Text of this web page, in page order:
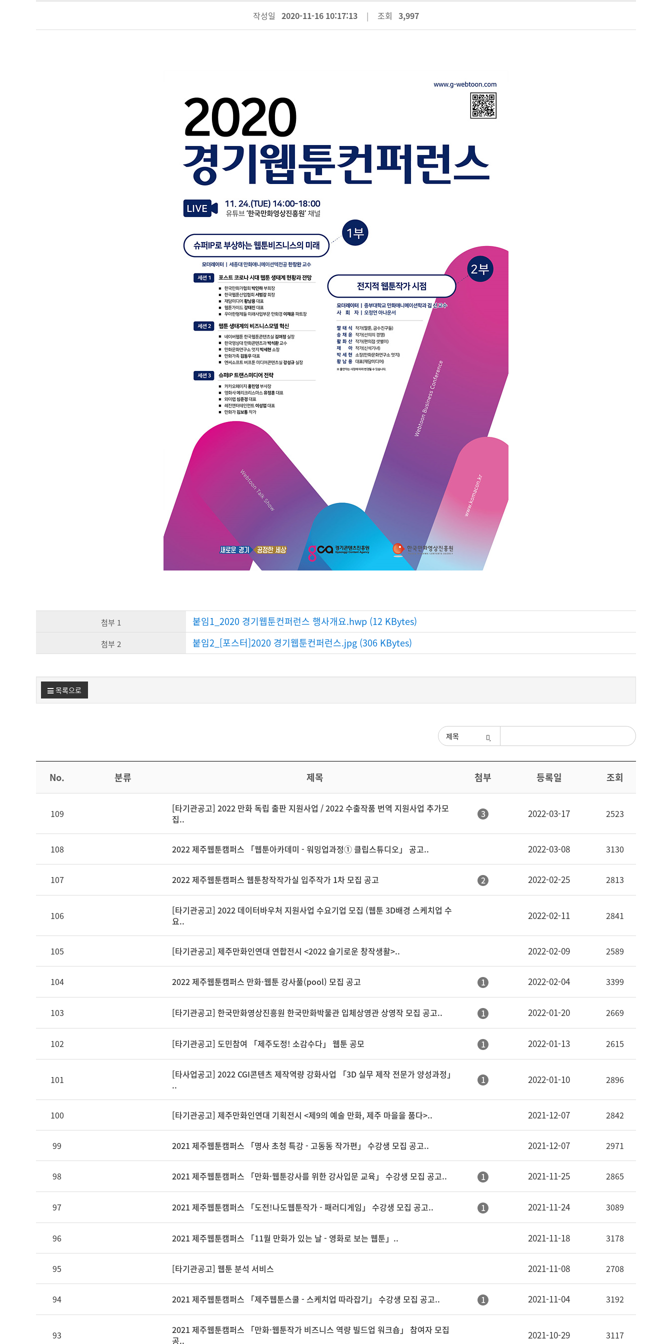
작성일 2020-11-16 10:17:13 조회 3,997
첨부 1 붙임1_2020 경기웹툰컨퍼런스 행사개요.hwp (12 KBytes)
첨부 2 붙임2_[포스터]2020 경기웹툰컨퍼런스.jpg (306 KBytes)
목록으로
검색조건
No. 분류 제목 첨부 등록일 조회
109
[타기관공고] 2022 만화 독립 출판 지원사업 / 2022 수출작품 번역 지원사업 추가모
집..
3 2022-03-17 2523
108 2022 제주웹툰캠퍼스 「웹툰아카데미 - 워밍업과정① 클립스튜디오」 공고.. 2022-03-08 3130
107 2022 제주웹툰캠퍼스 웹툰창작작가실 입주작가 1차 모집 공고 2 2022-02-25 2813
106
[타기관공고] 2022 데이터바우처 지원사업 수요기업 모집 (웹툰 3D배경 스케치업 수
요..
2022-02-11 2841
105 [타기관공고] 제주만화인연대 연합전시 <2022 슬기로운 창작생활>.. 2022-02-09 2589
104 2022 제주웹툰캠퍼스 만화·웹툰 강사풀(pool) 모집 공고 1 2022-02-04 3399
103 [타기관공고] 한국만화영상진흥원 한국만화박물관 입체상영관 상영작 모집 공고.. 1 2022-01-20 2669
102 [타기관공고] 도민참여 「제주도정! 소감수다」 웹툰 공모 1 2022-01-13 2615
101
[타사업공고] 2022 CGI콘텐츠 제작역량 강화사업 「3D 실무 제작 전문가 양성과정」
..
1 2022-01-10 2896
100 [타기관공고] 제주만화인연대 기획전시 <제9의 예술 만화, 제주 마을을 품다>.. 2021-12-07 2842
99 2021 제주웹툰캠퍼스 「명사 초청 특강 - 고동동 작가편」 수강생 모집 공고.. 2021-12-07 2971
98 2021 제주웹툰캠퍼스 「만화·웹툰강사를 위한 강사입문 교육」 수강생 모집 공고.. 1 2021-11-25 2865
97 2021 제주웹툰캠퍼스 「도전!나도웹툰작가 - 패러디게임」 수강생 모집 공고.. 1 2021-11-24 3089
96 2021 제주웹툰캠퍼스 「11월 만화가 있는 날 - 영화로 보는 웹툰」.. 2021-11-18 3178
95 [타기관공고] 웹툰 분석 서비스 2021-11-08 2708
94 2021 제주웹툰캠퍼스 「제주웹툰스쿨 - 스케치업 따라잡기」 수강생 모집 공고.. 1 2021-11-04 3192
93
2021 제주웹툰캠퍼스 「만화·웹툰작가 비즈니스 역량 빌드업 워크숍」 참여자 모집
공..
2021-10-29 3117